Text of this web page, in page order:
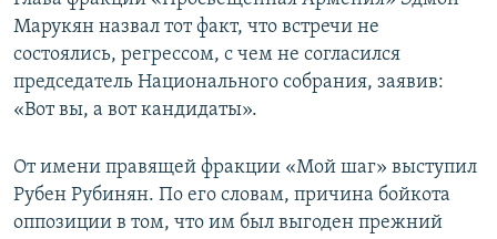
Марукян назвал тот факт, что встречи не
состоялись, регрессом, с чем не согласился
председатель Национального собрания, заявив:
«Вот вы, а вот кандидаты».
От имени правящей фракции «Мой шаг» выступил
Рубен Рубинян. По его словам, причина бойкота
оппозиции в том, что им был выгоден прежний